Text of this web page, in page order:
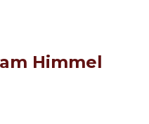
Himmel